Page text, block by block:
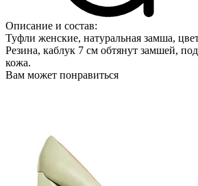
Описание и состав:
Туфли женские, натуральная замша,
Резина, каблук 7 см обтянут замшей,
кожа.
Вам может понравиться